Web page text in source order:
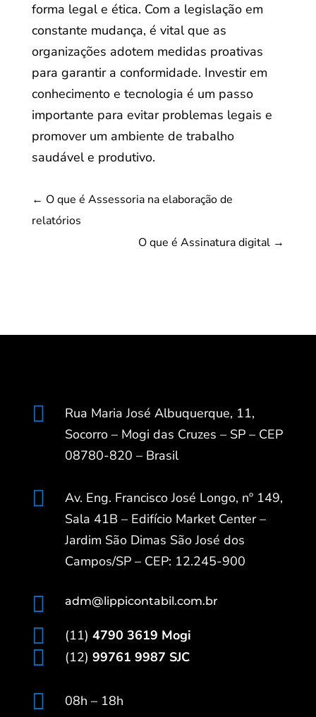
forma legal e ética. Com a legislação em
constante mudança, é vital que as
organizações adotem medidas proativas
para garantir a conformidade. Investir em
conhecimento e tecnologia é um passo
importante para evitar problemas legais e
promover um ambiente de trabalho
saudável e produtivo.
← O que é Assessoria na elaboração de
relatórios
O que é Assinatura digital →

Rua Maria José Albuquerque, 11,
Socorro – Mogi das Cruzes – SP – CEP
08780-820 – Brasil

Av. Eng. Francisco José Longo, nº 149,
Sala 41B – Edifício Market Center –
Jardim São Dimas São José dos
Campos/SP – CEP: 12.245-900
 adm@lippicontabil.com.br
 (11) 4790 3619 Mogi
 (12) 99761 9987 SJC

08h – 18h